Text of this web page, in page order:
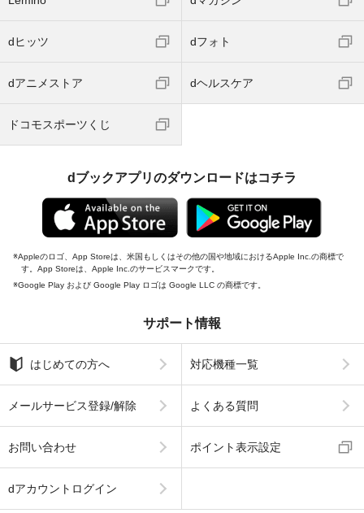
dヒッツ dフォト
dアニメストア dヘルスケア
ドコモスポーツくじ
dブックアプリのダウンロードはコチラ
Appleのロゴ、App Storeは、米国もしくはその他の国や地域におけるApple Inc.の商標で
す。App Storeは、Apple Inc.のサービスマークです。
Google Play および Google Play ロゴは Google LLC の商標です。
サポート情報
はじめての方へ 対応機種一覧
メールサービス登録/解除 よくある質問
お問い合わせ ポイント表示設定
dアカウントログイン